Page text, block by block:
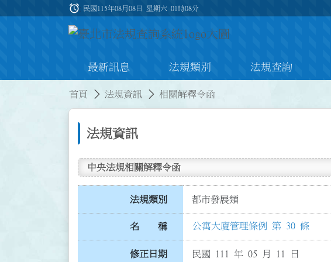
:::
alarm 民國115年08月08日 星期六01時08分
最新訊息 法規類別 法規查詢
首頁 法規資訊 相關解釋令函
法規資訊
中央法規相關解釋令函
法規類別 都市發展類
名 稱 公寓大廈管理條例 第 30 條
修正日期 民國 111 年 05 月 11 日